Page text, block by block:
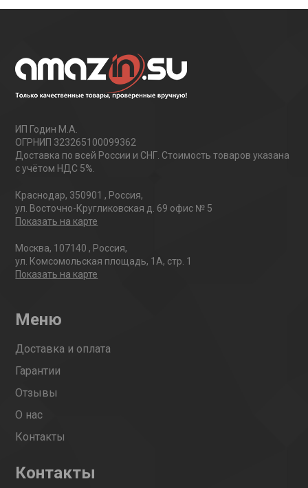
ИП Годин М.А.
ОГРНИП 323265100099362
Доставка по всей России и СНГ. Стоимость товаров указана
с учётом НДС 5%.
Краснодар, 350901 , Россия,
ул. Восточно-Кругликовская д. 69 офис № 5
Показать на карте
Москва, 107140 , Россия,
ул. Комсомольская площадь, 1А, стр. 1
Показать на карте
Меню
Доставка и оплата
Гарантии
Отзывы
О нас
Контакты
Контакты